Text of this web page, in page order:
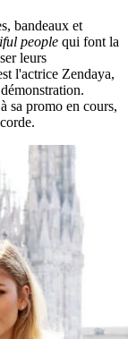
bandeaux et
people qui font la
leurs
l'actrice Zendaya,
sa promo en cours,